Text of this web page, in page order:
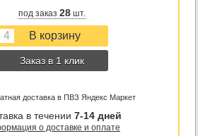
под заказ 28шт.
Заказ в 1 клик
доставка в ПВЗ Яндекс Маркет
в течении 7-14 дней
о доставке и оплате